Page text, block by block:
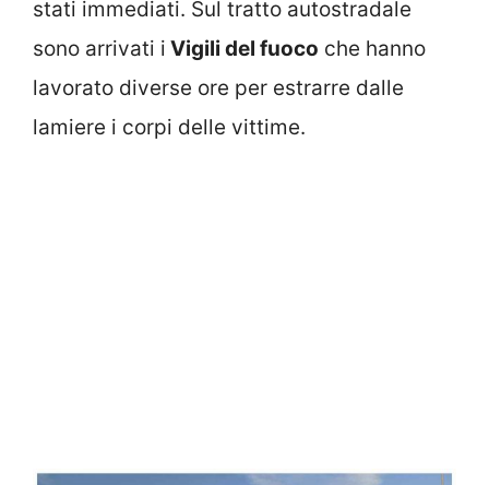
stati immediati. Sul tratto autostradale
sono arrivati i Vigili del fuoco che hanno
lavorato diverse ore per estrarre dalle
lamiere i corpi delle vittime.